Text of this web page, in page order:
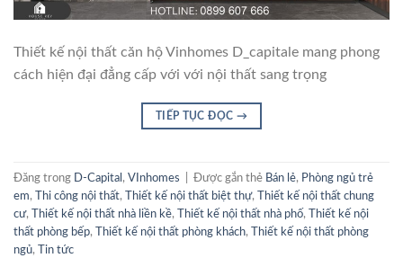
Thiết kế nội thất căn hộ Vinhomes D_capitale mang phong
cách hiện đại đẳng cấp với với nội thất sang trọng
TIẾP TỤC ĐỌC →
Đăng trong D-Capital , VInhomes Được gắn thẻ Bán lẻ, Phòng ngủ trẻ
em, Thi công nội thất, Thiết kế nội thất biệt thự,
Thiết kế nội thất chung
cư, Thiết kế nội thất nhà liền kề, Thiết kế nội thất nhà phố,
Thiết kế nội
thất phòng bếp, Thiết kế nội thất phòng khách,
Thiết kế nội thất phòng
ngủ, Tin tức